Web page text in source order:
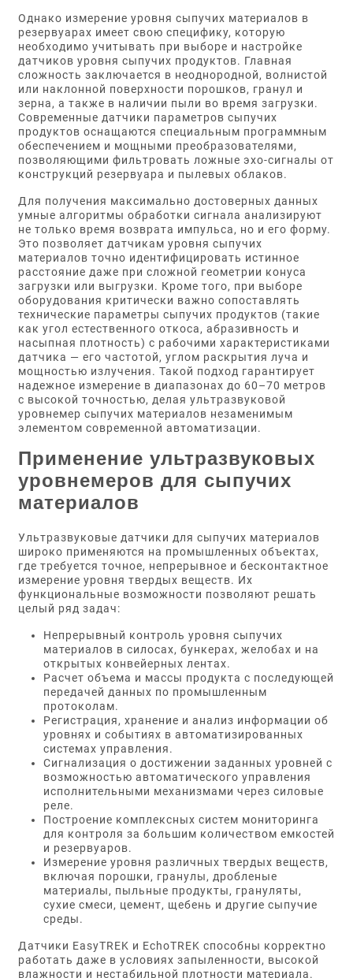
Однако измерение уровня сыпучих материалов в
резервуарах имеет свою специфику, которую
необходимо учитывать при выборе и настройке
датчиков уровня сыпучих продуктов. Главная
сложность заключается в неоднородной, волнистой
или наклонной поверхности порошков, гранул и
зерна, а также в наличии пыли во время загрузки.
Современные датчики параметров сыпучих
продуктов оснащаются специальным программным
обеспечением и мощными преобразователями,
позволяющими фильтровать ложные эхо-сигналы от
конструкций резервуара и пылевых облаков.
Для получения максимально достоверных данных
умные алгоритмы обработки сигнала анализируют
не только время возврата импульса, но и его форму.
Это позволяет датчикам уровня сыпучих
материалов точно идентифицировать истинное
расстояние даже при сложной геометрии конуса
загрузки или выгрузки. Кроме того, при выборе
оборудования критически важно сопоставлять
технические параметры сыпучих продуктов (такие
как угол естественного откоса, абразивность и
насыпная плотность) с рабочими характеристиками
датчика — его частотой, углом раскрытия луча и
мощностью излучения. Такой подход гарантирует
надежное измерение в диапазонах до 60–70 метров
с высокой точностью, делая ультразвуковой
уровнемер сыпучих материалов незаменимым
элементом современной автоматизации.
Применение ультразвуковых
уровнемеров для сыпучих
материалов
Ультразвуковые датчики для сыпучих материалов
широко применяются на промышленных объектах,
где требуется точное, непрерывное и бесконтактное
измерение уровня твердых веществ. Их
функциональные возможности позволяют решать
целый ряд задач:
Непрерывный контроль уровня сыпучих
материалов в силосах, бункерах, желобах и на
открытых конвейерных лентах.
Расчет объема и массы продукта с последующей
передачей данных по промышленным
протоколам.
Регистрация, хранение и анализ информации об
уровнях и событиях в автоматизированных
системах управления.
Сигнализация о достижении заданных уровней с
возможностью автоматического управления
исполнительными механизмами через силовые
реле.
Построение комплексных систем мониторинга
для контроля за большим количеством емкостей
и резервуаров.
Измерение уровня различных твердых веществ,
включая порошки, гранулы, дробленые
материалы, пыльные продукты, грануляты,
сухие смеси, цемент, щебень и другие сыпучие
среды.
Датчики EasyTREK и EchoTREK способны корректно
работать даже в условиях запыленности, высокой
влажности и нестабильной плотности материала.